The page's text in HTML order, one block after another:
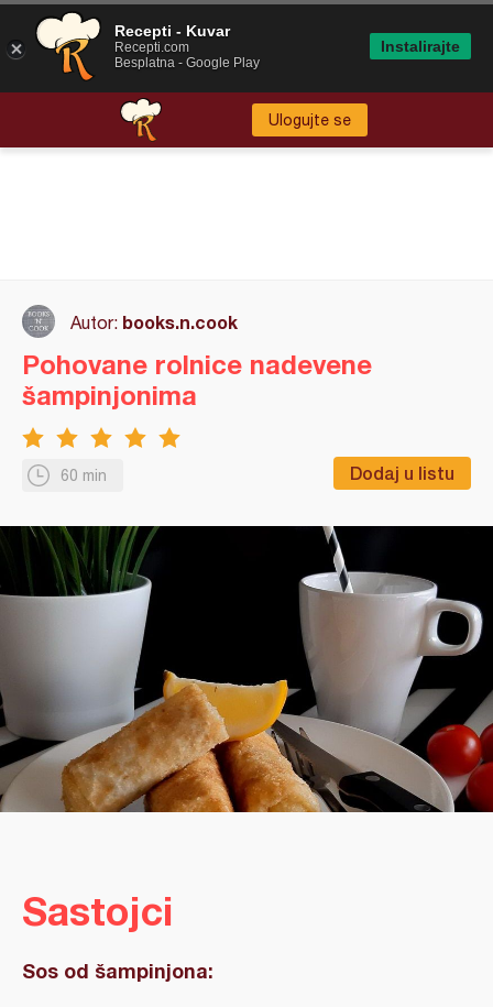
Ulogujte se
Autor: books.n.cook
60 min Dodaj u listu
Pohovane rolnice nadevene
šampinjonima
Sastojci
Sos od šampinjona:
Recepti - Kuvar
Recepti.com
Besplatna - Google Play
Instalirajte